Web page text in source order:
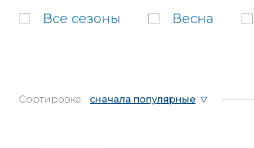
Все сезоны Весна
Сортировка: сначала популярные